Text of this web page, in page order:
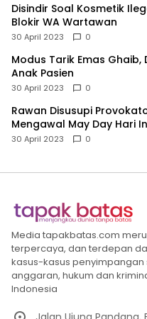
Disindir Soal Kosmetik
Blokir WA Wartawan
30 April 2023 0
Modus Tarik Emas Ghaib,
Anak Pasien
30 April 2023 0
Rawan Disusupi
Mengawal May Day Hari
30 April 2023 0
Media tapakbatas.com
terpercaya, dan terdepan
kasus-kasus
anggaran, hukum dan
Indonesia